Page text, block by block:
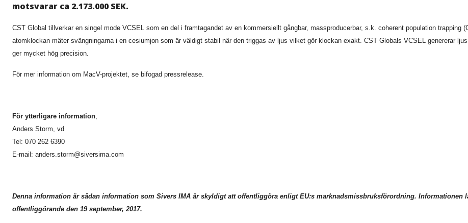
motsvarar ca 2.173.000 SEK.
CST Global tillverkar en singel mode VCSEL som en del i framtagandet av en kommersiellt gångbar, massproducerbar, s.k. coherent population trapping
atomklockan mäter svängningarna i en cesiumjon som är väldigt stabil när den triggas av ljus vilket gör klockan exakt. CST Globals VCSEL genererar
ger mycket hög precision.
För mer information om MacV-projektet, se bifogad pressrelease.
För ytterligare information,
Anders Storm, vd
Tel: 070 262 6390
E-mail: anders.storm@siversima.com
Denna information är sådan information som Sivers IMA är skyldigt att offentliggöra enligt EU:s marknadsmissbruksförordning. Informationen
offentliggörande den 19 september, 2017.